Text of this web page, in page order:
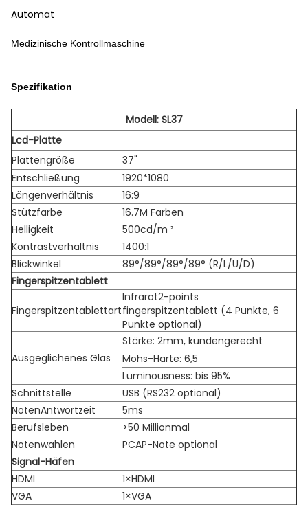
Automat
Medizinische Kontrollmaschine
Spezifikation
Modell: SL37
Lcd-Platte
Plattengröße
37"
Entschließung
1920*1080
Längenverhältnis
16:9
Stützfarbe
16.7M Farben
Helligkeit
500cd/m ²
Kontrastverhältnis
1400:1
Blickwinkel
89°/89°/89°/89° (R/L/U/D)
Fingerspitzentablett
Fingerspitzentablettart
Infrarot2-points
fingerspitzentablett (4 Punkte, 6
Punkte optional)
Ausgeglichenes Glas
Stärke: 2mm, kundengerecht
Mohs-Härte: 6,5
Luminousness: bis 95%
Schnittstelle
USB (RS232 optional)
NotenAntwortzeit
5ms
Berufsleben
>50 Millionmal
Notenwahlen
PCAP-Note optional
Signal-Häfen
HDMI
1×HDMI
VGA
1×VGA